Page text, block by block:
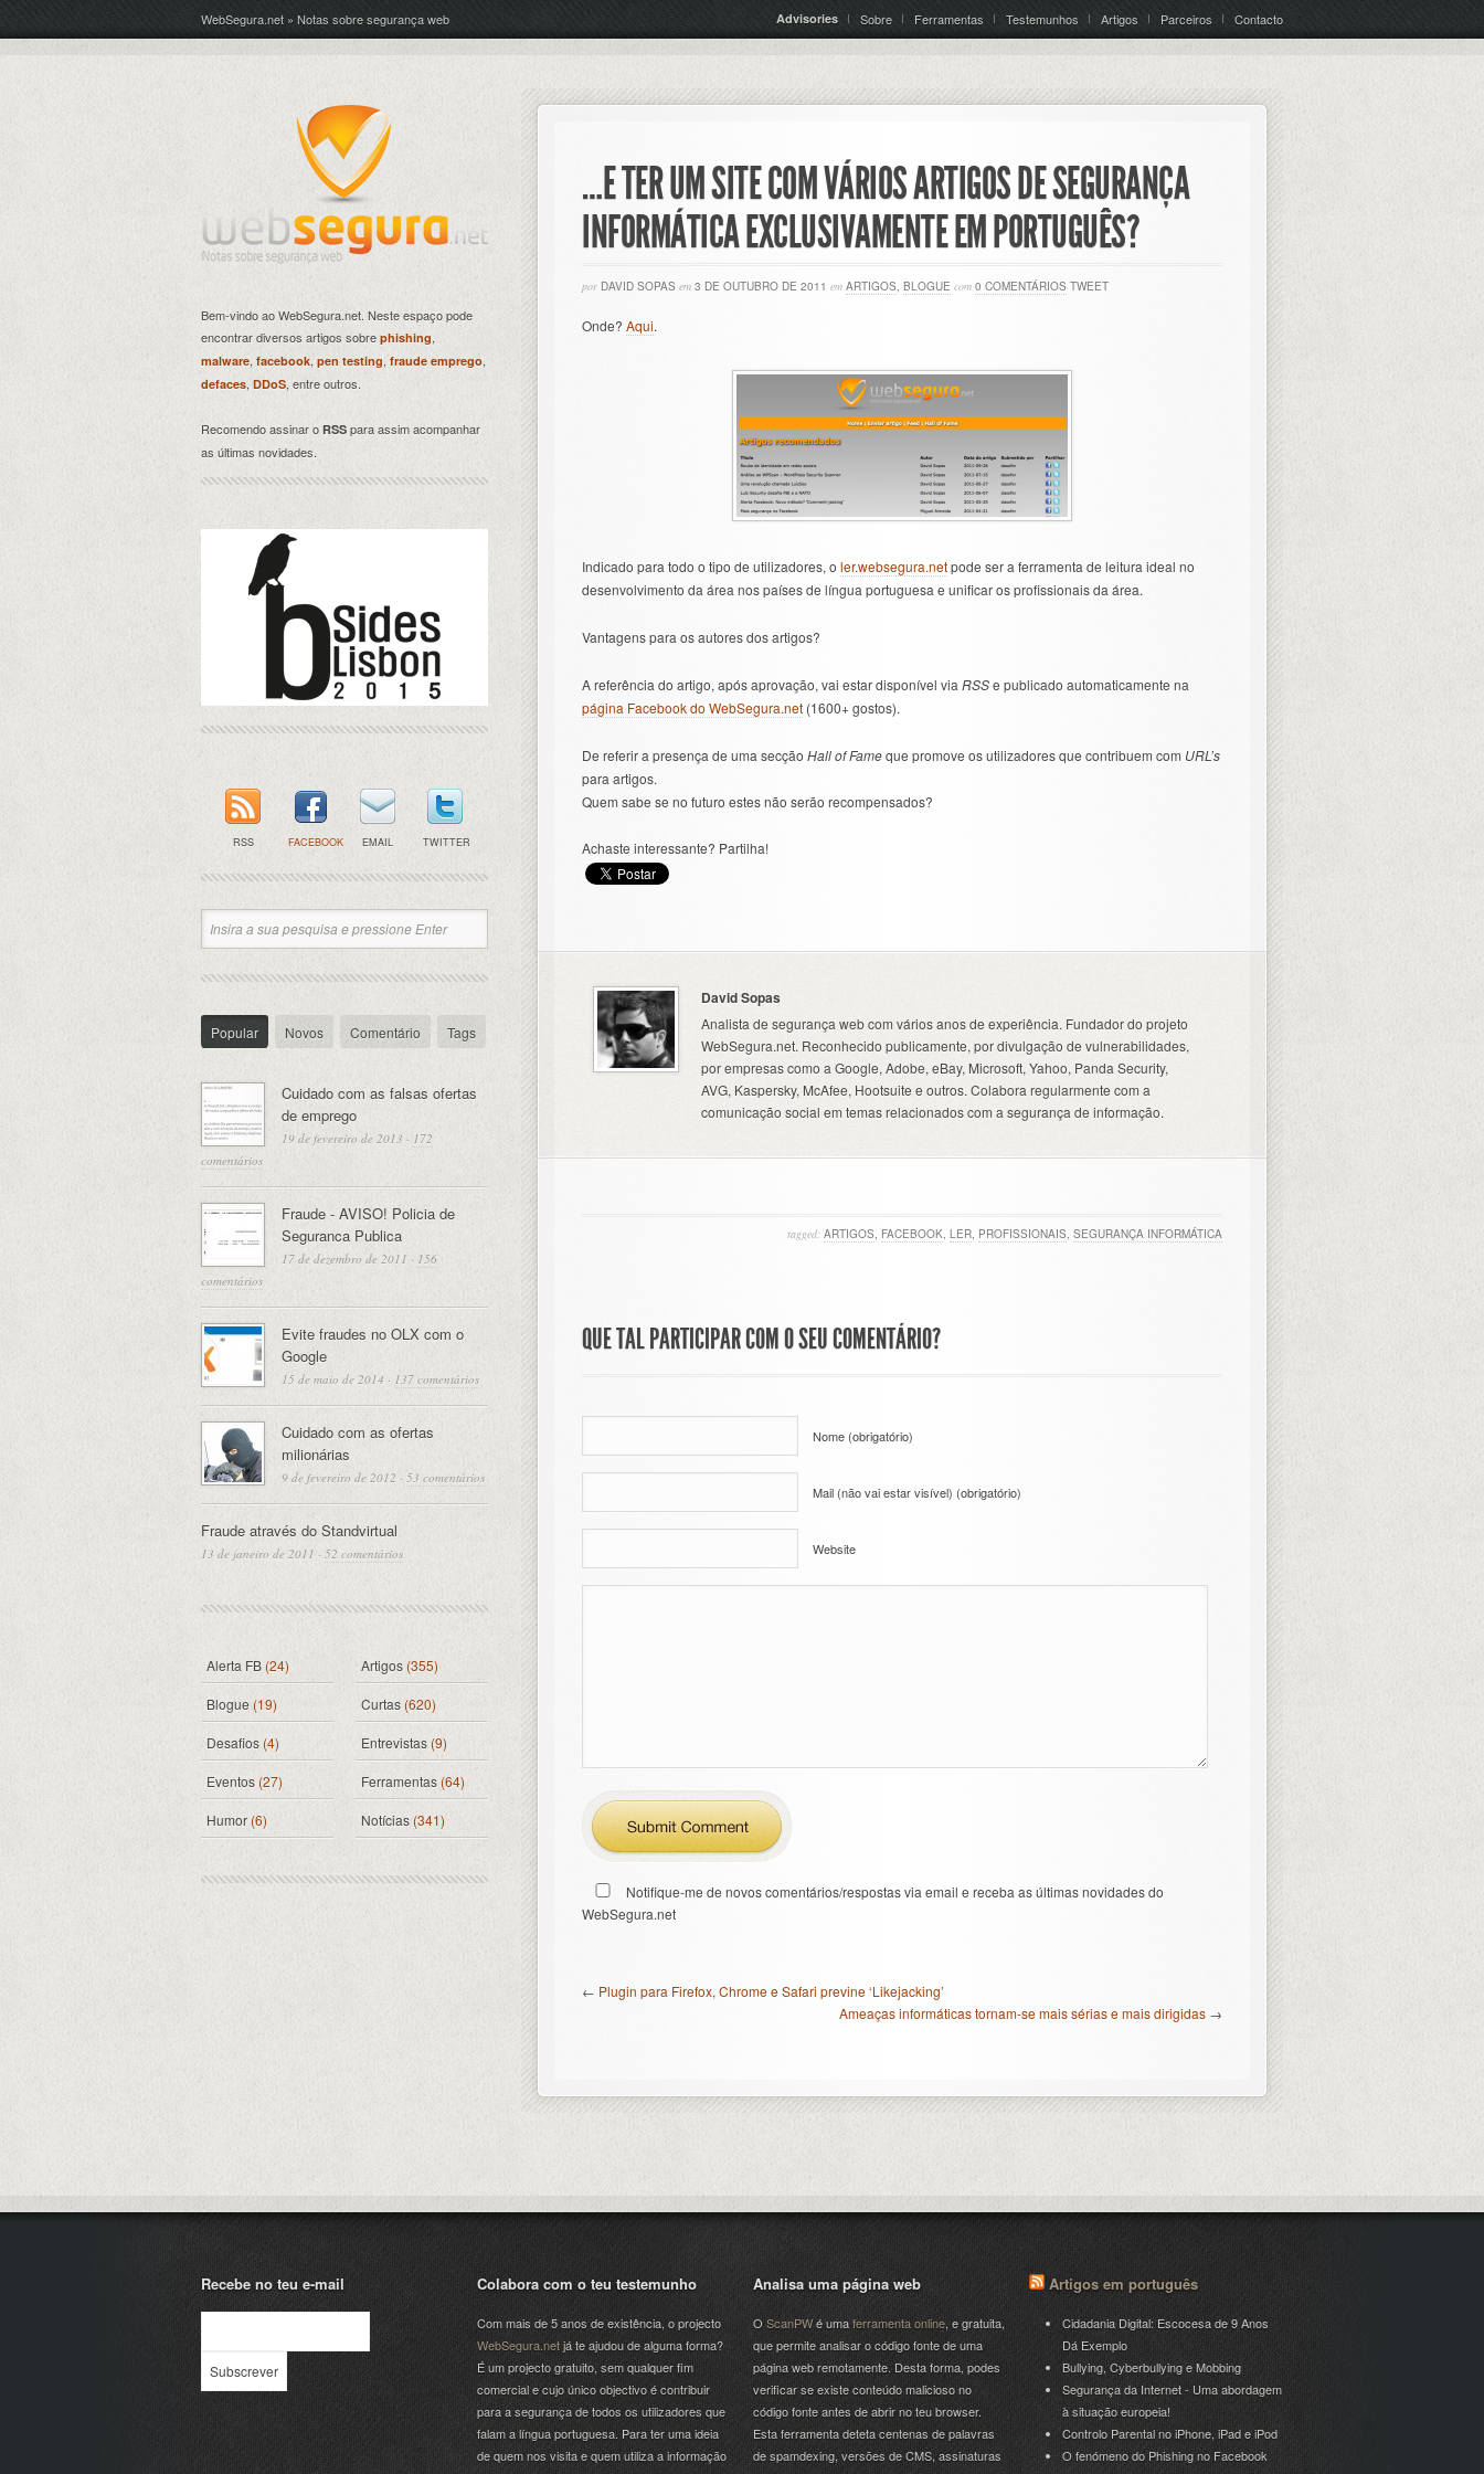
WebSegura.net » Notas sobre segurança web Advisories Sobre Ferramentas Testemunhos Artigos Parceiros Contacto
…E TER UM SITE COM VÁRIOS ARTIGOS DE SEGURANÇA
INFORMÁTICA EXCLUSIVAMENTE EM PORTUGUÊS?
por DAVID SOPAS em 3 DE OUTUBRO DE 2011 em ARTIGOS, BLOGUE com 0 COMENTÁRIOS TWEET
Onde? Aqui.
Indicado para todo o tipo de utilizadores, o ler.websegura.netpode ser a ferramenta de leitura ideal no
desenvolvimento da área nos países de língua portuguesa e unificar os profissionais da área.
Vantagens para os autores dos artigos?
A referência do artigo, após aprovação, vai estar disponível via RSSe publicado automaticamente na
página Facebook do WebSegura.net (1600+ gostos).
De referir a presença de uma secção Hall of Fameque promove os utilizadores que contribuem com URL’s
para artigos.
Quem sabe se no futuro estes não serão recompensados?
Achaste interessante? Partilha!
David Sopas
Analista de segurança web com vários anos de experiência. Fundador do projeto
WebSegura.net. Reconhecido publicamente, por divulgação de vulnerabilidades,
por empresas como a Google, Adobe, eBay, Microsoft, Yahoo, Panda Security,
AVG, Kaspersky, McAfee, Hootsuite e outros. Colabora regularmente com a
comunicação social em temas relacionados com a segurança de informação.
tagged: ARTIGOS, FACEBOOK, LER, PROFISSIONAIS, SEGURANÇA INFORMÁTICA
QUE TAL PARTICIPAR COM O SEU COMENTÁRIO?
Nome (obrigatório)
Mail (não vai estar visível) (obrigatório)
Website
Notifique-me de novos comentários/respostas via email e receba as últimas novidades do
WebSegura.net
← Plugin para Firefox, Chrome e Safari previne ‘Likejacking’
Ameaças informáticas tornam-se mais sérias e mais dirigidas →
Bem-vindo ao WebSegura.net. Neste espaço pode
encontrar diversos artigos sobre phishing,
malware, facebook, pen testing, fraude emprego,
defaces DDoS, entre outros.
Recomendo assinar o RSS para assim acompanhar
as últimas novidades.
RSS FACEBOOK EMAIL TWITTER
Popular Novos Comentário Tags
Cuidado com as falsas ofertas
de emprego
19 de fevereiro de 2013 · 172
comentários
Fraude - AVISO! Policia de
Seguranca Publica
17 de dezembro de 2011 · 156
comentários
Evite fraudes no OLX com o
Google
15 de maio de 2014 · 137 comentários
Cuidado com as ofertas
milionárias
9 de fevereiro de 2012 · 53 comentários
Fraude através do Standvirtual
13 de janeiro de 2011 · 52 comentários
Alerta FB(24) Artigos(355)
Blogue(19) Curtas (620)
Desafios (4) Entrevistas (9)
Eventos (27) Ferramentas(64)
Humor(6) Notícias (341)
Recebe no teu e-mail Colabora com o teu testemunho
Com mais de 5 anos de existência, o projecto
WebSegura.netjá te ajudou de alguma forma?
É um projecto gratuito, sem qualquer fim
comercial e cujo único objectivo é contribuir
para a segurança de todos os utilizadores que
falam a língua portuguesa. Para ter uma ideia
de quem nos visita e quem utiliza a informação
Analisa uma página web
OScanPWé umaferramenta online, e gratuita,
que permite analisar o código fonte de uma
página web remotamente. Desta forma, podes
verificar se existe conteúdo malicioso no
código fonte antes de abrir no teu browser.
Esta ferramenta deteta centenas de palavras
de spamdexing, versões de CMS, assinaturas
Artigos em português
Cidadania Digital: Escocesa de 9 Anos
Dá Exemplo
Bullying, Cyberbullying e Mobbing
Segurança da Internet - Uma abordagem
à situação europeia!
Controlo Parental no iPhone, iPad e iPod
O fenómeno do Phishing no Facebook